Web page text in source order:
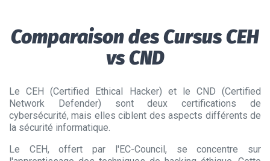
Comparaison des Cursus CEH
vs CND
Le CEH (Certified Ethical Hacker) et le CND (Certified
Network Defender) sont deux certifications de
cybersécurité, mais elles ciblent des aspects différents de
la sécurité informatique.
Le CEH, offert par l'EC-Council, se concentre sur